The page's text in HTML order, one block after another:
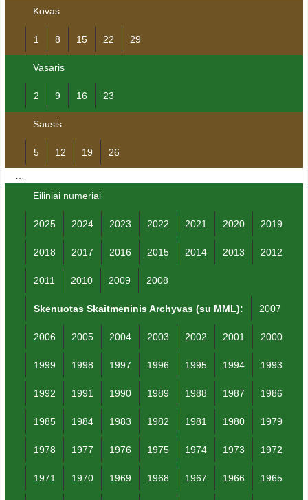
Kovas
1 8 15 22 29
Vasaris
2 9 16 23
Sausis
5 12 19 26
Eiliniai numeriai
2025 2024 2023 2022 2021 2020 2019
2018 2017 2016 2015 2014 2013 2012
2011 2010 2009 2008
Skenuotas Skaitmeninis Archyvas (su MML): 2007
2006 2005 2004 2003 2002 2001 2000
1999 1998 1997 1996 1995 1994 1993
1992 1991 1990 1989 1988 1987 1986
1985 1984 1983 1982 1981 1980 1979
1978 1977 1976 1975 1974 1973 1972
1971 1970 1969 1968 1967 1966 1965